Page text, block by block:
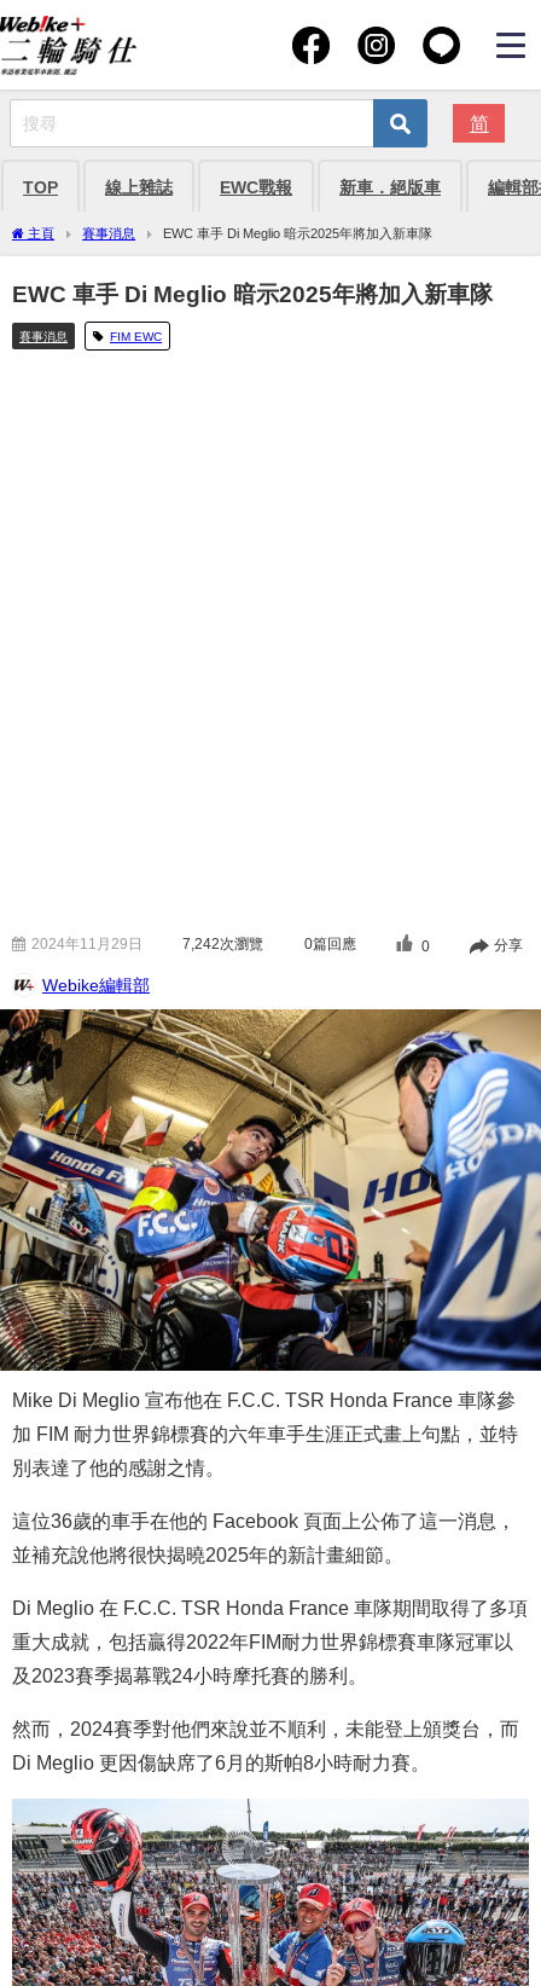
简
TOP 線上雜誌 EWC戰報 新車．絕版車 編輯
主頁 賽事消息 EWC 車手 Di Meglio 暗示2025年將加入新車隊
EWC 車手 Di Meglio 暗示2025年將加入新車隊
賽事消息 FIM EWC
2024年11月29日 7,242次瀏覽 0篇回應 0 分享
Webike編輯部
Mike Di Meglio 宣布他在 F.C.C. TSR Honda France 車隊參
加 FIM 耐力世界錦標賽的六年車手生涯正式畫上句點，並特
別表達了他的感謝之情。
這位36歲的車手在他的 Facebook 頁面上公佈了這一消息，
並補充說他將很快揭曉2025年的新計畫細節。
Di Meglio 在 F.C.C. TSR Honda France 車隊期間取得了多項
重大成就，包括贏得2022年FIM耐力世界錦標賽車隊冠軍以
及2023賽季揭幕戰24小時摩托賽的勝利。
然而，2024賽季對他們來說並不順利，未能登上頒獎台，而
Di Meglio 更因傷缺席了6月的斯帕8小時耐力賽。